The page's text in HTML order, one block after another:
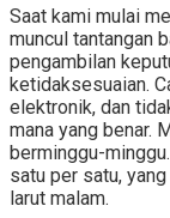
Saat kami mulai
muncul tantangan
pengambilan
ketidaksesuaian.
elektronik, dan
mana yang benar.
berminggu-
satu per satu,
larut malam.